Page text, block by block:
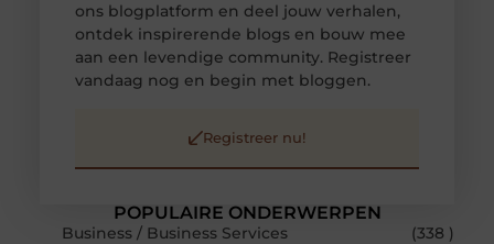
POPULAIRE ONDERWERPEN
Business / Business Services
(338 )
ons blogplatform en deel jouw verhalen,
ontdek inspirerende blogs en bouw mee
aan een levendige community. Registreer
vandaag nog en begin met bloggen.
Registreer nu!